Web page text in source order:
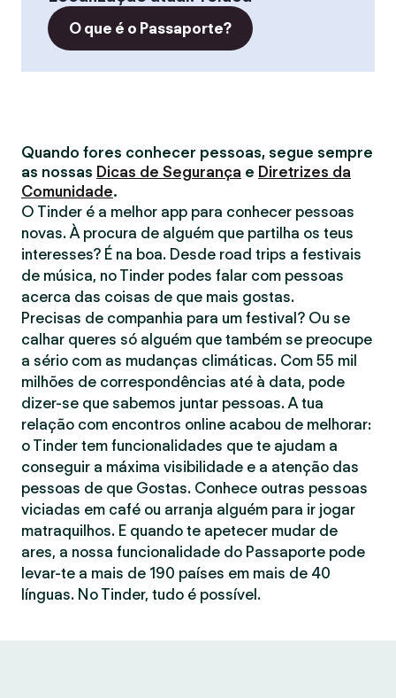
O que é o Passaporte?
Quando fores conhecer pessoas, segue sempre
as nossas Dicas de Segurança e Diretrizes da
Comunidade.
O Tinder é a melhor app para conhecer pessoas
novas. À procura de alguém que partilha os teus
interesses? É na boa. Desde road trips a festivais
de música, no Tinder podes falar com pessoas
acerca das coisas de que mais gostas.
Precisas de companhia para um festival? Ou se
calhar queres só alguém que também se preocupe
a sério com as mudanças climáticas. Com 55 mil
milhões de correspondências até à data, pode
dizer-se que sabemos juntar pessoas. A tua
relação com encontros online acabou de melhorar:
o Tinder tem funcionalidades que te ajudam a
conseguir a máxima visibilidade e a atenção das
pessoas de que Gostas. Conhece outras pessoas
viciadas em café ou arranja alguém para ir jogar
matraquilhos. E quando te apetecer mudar de
ares, a nossa funcionalidade do Passaporte pode
levar-te a mais de 190 países em mais de 40
línguas. No Tinder, tudo é possível.